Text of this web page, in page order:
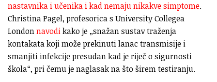
nastavnika i učenika i kad nemaju nikakve simptome.
Christina Pagel, profesorica s University Collegea
Londonnavodikako je „snažan sustav traženja
kontakata koji može prekinuti lanac transmisije i
smanjiti infekcije presudan kad je riječ o sigurnosti
škola“, pri čemu je naglasak na što širem testiranju.